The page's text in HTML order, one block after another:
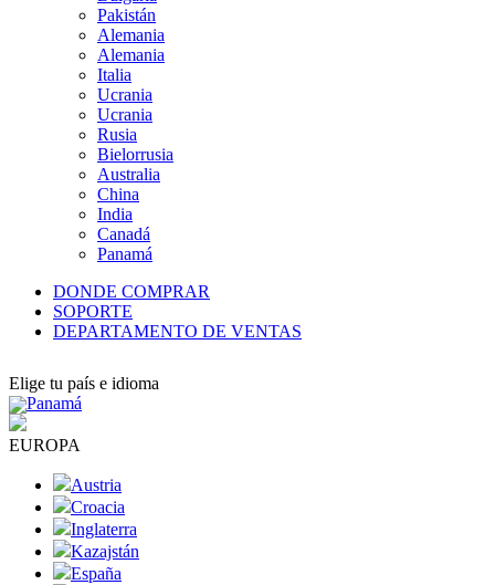
Pakistán
Alemania
Alemania
Italia
Ucrania
Ucrania
Rusia
Bielorrusia
Australia
China
India
Canadá
Panamá
DONDE COMPRAR
SOPORTE
DEPARTAMENTO DE VENTAS
Elige tu país e idioma
Panamá
EUROPA
Austria
Croacia
Inglaterra
Kazajstán
España